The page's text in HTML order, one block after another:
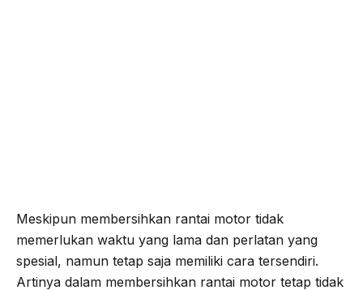
Meskipun membersihkan rantai motor tidak
memerlukan waktu yang lama dan perlatan yang
spesial, namun tetap saja memiliki cara tersendiri.
Artinya dalam membersihkan rantai motor tetap tidak